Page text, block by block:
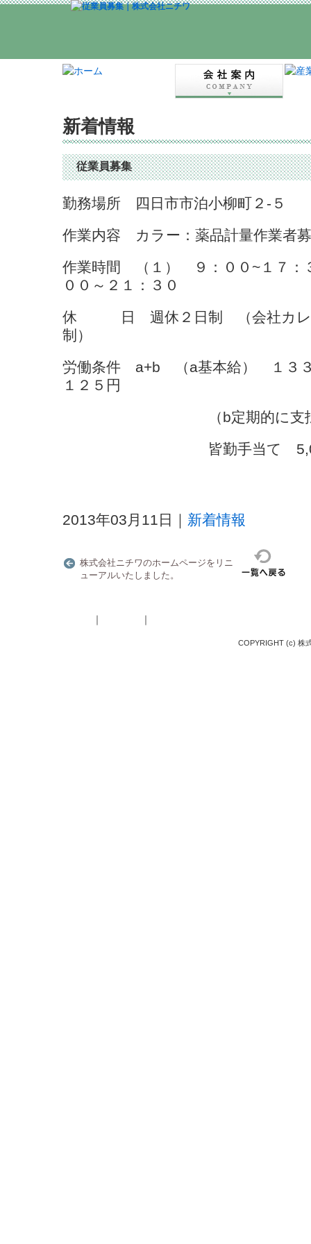
新着情報
従業員募集
勤務場所 四日市市泊小柳町２-５
作業内容 カラー：薬品計量作業者
作業時間 （１） ９：００~１７
００～２１：３０
休 日 週休２日制 （会社カレ
制）
労働条件 a+b （a基本給） １３３
１２５円
（b定期的に支払わ
皆勤手当て 5,000円
2013年03月11日 ｜ 新着情報
株式会社ニチワのホームページをリニ
ューアルいたしました。
｜ ｜
COPYRIGHT (c) 株